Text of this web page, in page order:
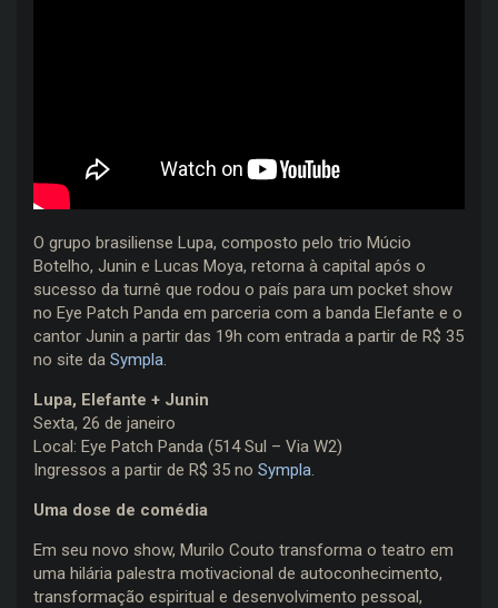
O grupo brasiliense Lupa, composto pelo trio Múcio
Botelho, Junin e Lucas Moya, retorna à capital após o
sucesso da turnê que rodou o país para um pocket show
no Eye Patch Panda em parceria com a banda Elefante e o
cantor Junin a partir das 19h com entrada a partir de R$ 35
no site da Sympla.
Lupa, Elefante + Junin
Sexta, 26 de janeiro
Local: Eye Patch Panda (514 Sul – Via W2)
Ingressos a partir de R$ 35 no Sympla.
Uma dose de comédia
Em seu novo show, Murilo Couto transforma o teatro em
uma hilária palestra motivacional de autoconhecimento,
transformação espiritual e desenvolvimento pessoal,